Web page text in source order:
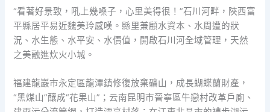
“看著好景致，吼上幾嗓子，心里美得很！”石川河畔，陜西富
平縣居平易近魏美玲感嘆。縣里兼顧水資本、水周遭的狀
況、水生態、水平安、水價值，開啟石川河全域管理，天然
之美融進炊火小城。
福建龍巖市永定區龍潭鎮修復放棄礦山，成長蝴蝶蘭財產，
“黑煤山”釀成“花果山”；云南昆明市晉寧區牛戀村改革戶廁、